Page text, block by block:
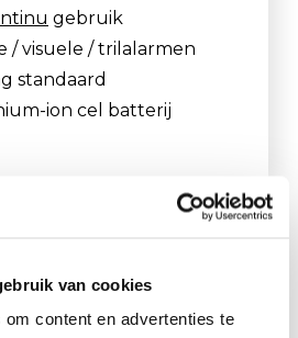
van cookies
content en advertenties te
gebruik
/ visuele / trilalarmen
standaard
ion cel batterij